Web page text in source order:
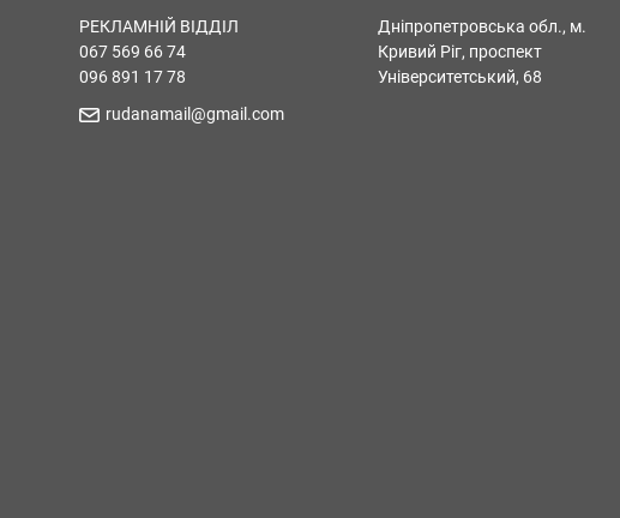
РЕКЛАМНІЙ ВІДДІЛ
067 569 66 74
096 891 17 78
rudanamail@gmail.com
Дніпропетровська обл., м.
Кривий Ріг, проспект
Університетський, 68